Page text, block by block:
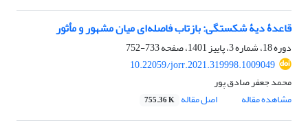
قاعدۀ دیۀ شکستگی: بازتاب فاصله‌ای میان مشهور و مأثور
دوره 18، شماره 3، پاییز 1401، صفحه
733-752
10.22059/jorr.2021.319998.1009049
محمد جعفر صادق پور
مشاهده مقاله
اصل مقاله 755.36 K